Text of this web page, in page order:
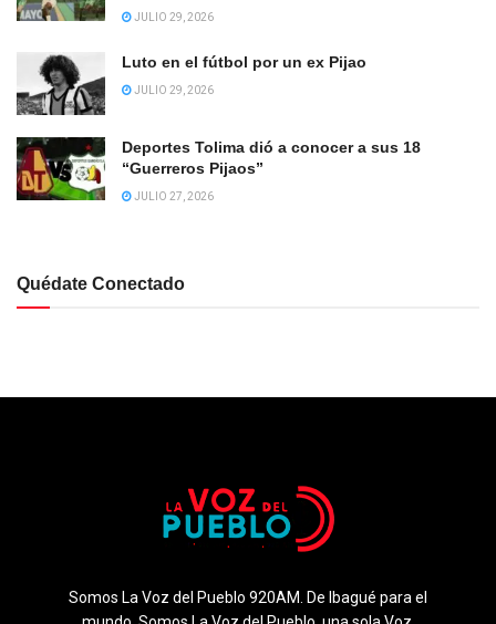
JULIO 29, 2026
Luto en el fútbol por un ex Pijao
JULIO 29, 2026
Deportes Tolima dió a conocer a sus 18
“Guerreros Pijaos”
JULIO 27, 2026
Quédate Conectado
Somos La Voz del Pueblo 920AM. De Ibagué para el